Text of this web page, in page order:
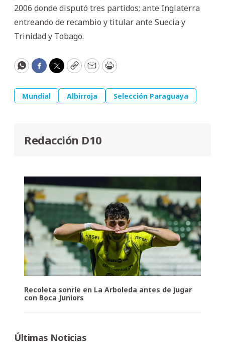
2006 donde disputó tres partidos; ante Inglaterra
entreando de recambio y titular ante Suecia y
Trinidad y Tobago.
WhatsApp
Facebook
Twitter
CopyEmailPrint
Mundial Albirroja Selección Paraguaya
Redacción D10
Recoleta sonríe en La Arboleda antes de jugar
con Boca Juniors
Últimas Noticias